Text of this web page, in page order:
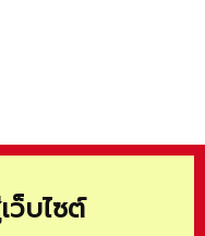
กษาความปลอดภัยระบบเครือข่
านและการรักษาความปลอดภัยร
ว็บไซต์